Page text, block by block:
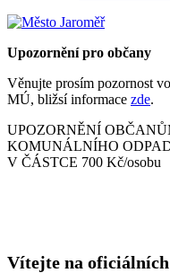
Upozornění pro občany
Věnujte prosím pozornost
MÚ, bližsí informace zde.
UPOZORNĚNÍ
KOMUNÁLNÍHO
V ČÁSTCE 700 Kč/osobu
Vítejte na